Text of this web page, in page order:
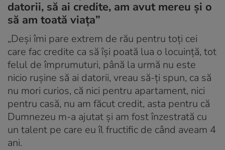
datorii, să ai credite, am avut mereu și o
să am toată viața”
„Deși îmi pare extrem de rău pentru toți cei
care fac credite ca să își poată lua o locuință, tot
felul de împrumuturi, până la urmă nu este
nicio rușine să ai datorii, vreau să-ți spun, ca să
nu mori curios, că nici pentru apartament, nici
pentru casă, nu am făcut credit, asta pentru că
Dumnezeu m-a ajutat și am fost înzestrată cu
un talent pe care eu îl fructific de când aveam 4
ani.